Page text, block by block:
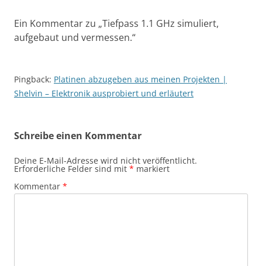
Ein Kommentar zu „Tiefpass 1.1 GHz simuliert,
aufgebaut und vermessen.“
Pingback: Platinen abzugeben aus meinen Projekten |
Shelvin – Elektronik ausprobiert und erläutert
Schreibe einen Kommentar
Deine E-Mail-Adresse wird nicht veröffentlicht.
Erforderliche Felder sind mit * markiert
Kommentar *